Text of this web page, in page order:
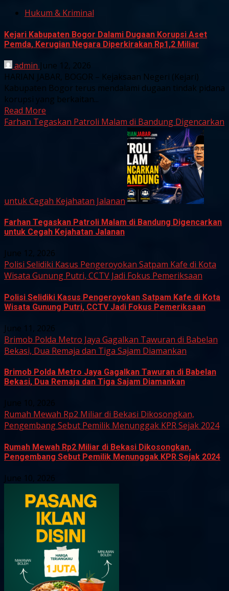
Hukum & Kriminal
Kejari Kabupaten Bogor Dalami Dugaan Korupsi Aset
Pemda, Kerugian Negara Diperkirakan Rp1,2 Miliar
admin June 12, 2026
HARIAN JABAR, BOGOR – Kejaksaan Negeri (Kejari)
Kabupaten Bogor terus mendalami dugaan tindak pidana
korupsi yang berkaitan...
Read More
Farhan Tegaskan Patroli Malam di Bandung Digencarkan
untuk Cegah Kejahatan Jalanan
Farhan Tegaskan Patroli Malam di Bandung Digencarkan
untuk Cegah Kejahatan Jalanan
June 12, 2026
Polisi Selidiki Kasus Pengeroyokan Satpam Kafe di Kota
Wisata Gunung Putri, CCTV Jadi Fokus Pemeriksaan
Polisi Selidiki Kasus Pengeroyokan Satpam Kafe di Kota
Wisata Gunung Putri, CCTV Jadi Fokus Pemeriksaan
June 11, 2026
Brimob Polda Metro Jaya Gagalkan Tawuran di Babelan
Bekasi, Dua Remaja dan Tiga Sajam Diamankan
Brimob Polda Metro Jaya Gagalkan Tawuran di Babelan
Bekasi, Dua Remaja dan Tiga Sajam Diamankan
June 10, 2026
Rumah Mewah Rp2 Miliar di Bekasi Dikosongkan,
Pengembang Sebut Pemilik Menunggak KPR Sejak 2024
Rumah Mewah Rp2 Miliar di Bekasi Dikosongkan,
Pengembang Sebut Pemilik Menunggak KPR Sejak 2024
June 10, 2026